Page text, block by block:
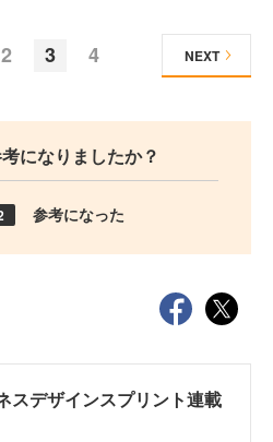
2 3 4 NEXT
になりましたか？
参考になった
スデザインスプリント連載